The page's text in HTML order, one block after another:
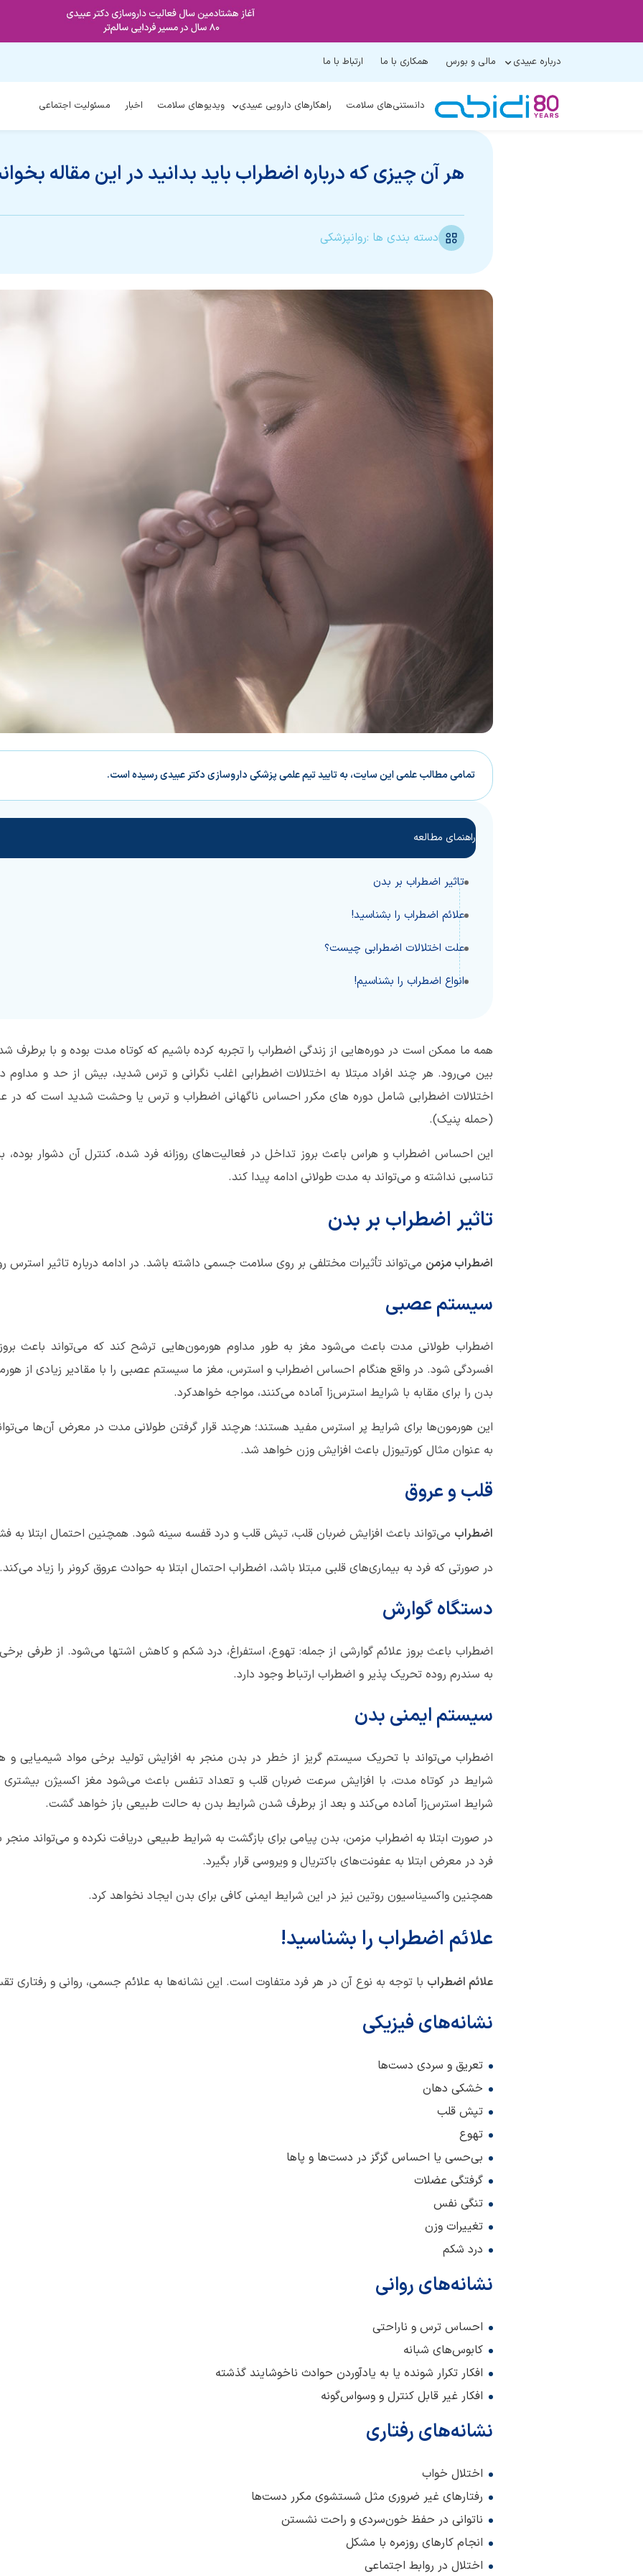
درباره عبیدی مالی و بورس همکاری با ما ارتباط با ما
دانستنی‌های سلامت راهکارهای دارویی عبیدی ویدیوهای سلامت اخبار مسئولیت اجتماعی
هر آن چیزی که درباره اضطراب باید بدانید در این مقاله
دسته بندی ها :روانپزشکی
تمامی مطالب علمی این سایت، به تایید تیم علمی پزشکی داروسازی دکتر عبیدی رسیده است.
راهنمای مطالعه
تاثیر اضطراب بر بدن
علائم اضطراب را بشناسید!
علت اختلالات اضطرابی چیست؟
انواع اضطراب را بشناسیم!
همه ما ممکن است در دوره‌هایی از زندگی اضطراب را تجربه کرده باشیم که کوتاه مدت بوده و با برطرف
بین می‌رود. هر چند افراد مبتلا به اختلالات اضطرابی اغلب نگرانی و ترس شدید، بیش از حد و مداوم
اختلالات اضطرابی شامل دوره های مکرر احساس ناگهانی اضطراب و ترس یا وحشت شدید است که
(حمله پنیک).
این احساس اضطراب و هراس باعث بروز تداخل در فعالیت‌های روزانه فرد شده، کنترل آن دشوار
تناسبی نداشته و می‌تواند به مدت طولانی ادامه پیدا کند.
تاثیر اضطراب بر بدن
اضطراب مزمن می‌تواند تأثیرات مختلفی بر روی سلامت جسمی داشته باشد. در ادامه درباره تاثیر
سیستم عصبی
اضطراب طولانی مدت باعث می‌شود مغز به طور مداوم هورمون‌هایی ترشح کند که می‌تواند باعث
افسردگی شود. در واقع هنگام احساس اضطراب و استرس، مغز ما سیستم عصبی را با مقادیر زیادی از
بدن را برای مقابه با شرایط استرس‌زا آماده می‌کنند، مواجه خواهدکرد.
این هورمون‌ها برای شرایط پر استرس مفید هستند؛ هرچند قرار گرفتن طولانی مدت در معرض آن‌ها
به عنوان مثال کورتیوزل باعث افزایش وزن خواهد شد.
قلب و عروق
اضطراب می‌تواند باعث افزایش ضربان قلب، تپش قلب و درد قفسه سینه شود. همچنین احتمال ابتلا به
در صورتی که فرد به بیماری‌های قلبی مبتلا باشد، اضطراب احتمال ابتلا به حوادث عروق کرونر را زیاد می‌کند.
دستگاه گوارش
اضطراب باعث بروز علائم گوارشی از جمله: تهوع، استفراغ، درد شکم و کاهش اشتها می‌شود. از طرفی
به سندرم روده تحریک پذیر و اضطراب ارتباط وجود دارد.
سیستم ایمنی بدن
اضطراب می‌تواند با تحریک سیستم گریز از خطر در بدن منجر به افزایش تولید برخی مواد شیمیایی و
شرایط در کوتاه مدت، با افزایش سرعت ضربان قلب و تعداد تنفس باعث می‌شود مغز اکسیژن بیشتری
شرایط استرس‌زا آماده می‌کند و بعد از برطرف شدن شرایط بدن به حالت طبیعی باز خواهد گشت.
در صورت ابتلا به اضطراب مزمن، بدن پیامی برای بازگشت به شرایط طبیعی دریافت نکرده و می‌تواند
فرد در معرض ابتلا به عفونت‌های باکتریال و ویروسی قرار بگیرد.
همچنین واکسیناسیون روتین نیز در این شرایط ایمنی کافی برای بدن ایجاد نخواهد کرد.
علائم اضطراب را بشناسید!
علائم اضطراب با توجه به نوع آن در هر فرد متفاوت است. این نشانه‌ها به علائم جسمی، روانی و رفتاری
نشانه‌های فیزیکی
تعریق و سردی دست‌ها
خشکی دهان
تپش قلب
تهوع
بی‌حسی یا احساس گزگز در دست‌ها و پاها
گرفتگی عضلات
تنگی نفس
تغییرات وزن
درد شکم
نشانه‌های روانی
احساس ترس و ناراحتی
کابوس‌های شبانه
افکار تکرار شونده یا به یادآوردن حوادث ناخوشایند گذشته
افکار غیر قابل کنترل و وسواس‌گونه
نشانه‌های رفتاری
اختلال خواب
رفتارهای غیر ضروری مثل شستشوی مکرر دست‌ها
ناتوانی در حفظ خون‌سردی و راحت نشستن
انجام کارهای روزمره با مشکل
اختلال در روابط اجتماعی